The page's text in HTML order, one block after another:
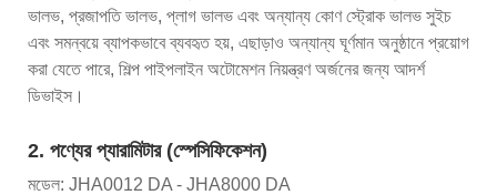
ভালভ, প্রজাপতি ভালভ, প্লাগ ভালভ এবং অন্যান্য কোণ স্ট্রোক ভালভ সুইচ
এবং সমন্বয়ে ব্যাপকভাবে ব্যবহৃত হয়, এছাড়াও অন্যান্য ঘূর্ণমান অনুষ্ঠানে প্রয়োগ
করা যেতে পারে, শিল্প পাইপলাইন অটোমেশন নিয়ন্ত্রণ অর্জনের জন্য আদর্শ
ডিভাইস।
2. পণ্যের প্যারামিটার (স্পেসিফিকেশন)
মডেল: JHA0012 DA - JHA8000 DA